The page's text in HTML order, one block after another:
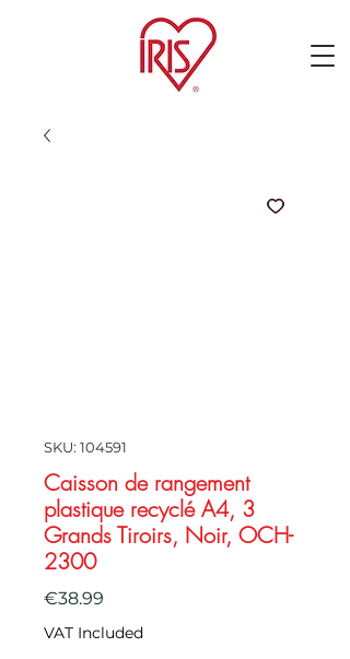
SKU: 104591
Caisson de rangement
plastique recyclé A4, 3
Grands Tiroirs, Noir, OCH-
2300
€38.99
VAT Included